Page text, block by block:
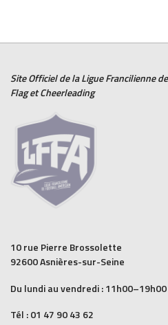
Site Officiel de la Ligue Francilienne de
FlagetCheerleading
10 rue Pierre Brossolette
92600 Asnières-sur-Seine
Du lundi au vendredi : 11h00–19h00
Tél : 01 47 90 43 62